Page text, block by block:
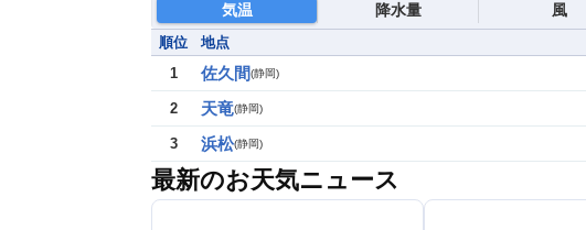
気温 降水量 風
順位 地点
1
佐久間(静岡)
2 天竜(静岡)
3 浜松(静岡)
最新のお天気ニュース